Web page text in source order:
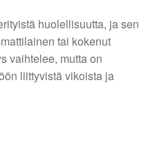
huolellisuutta, ja sen
tai kokenut
vaihtelee, mutta on
liittyvistä vikoista ja